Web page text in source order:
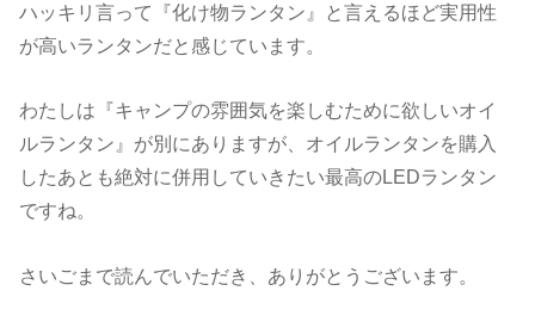
ハッキリ言って『化け物ランタン』と言えるほど実用性
が高いランタンだと感じています。
わたしは『キャンプの雰囲気を楽しむために欲しいオイ
ルランタン』が別にありますが、オイルランタンを購入
したあとも絶対に併用していきたい最高のLEDランタン
ですね。
さいごまで読んでいただき、ありがとうございます。